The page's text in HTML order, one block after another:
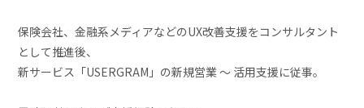
保険会社、金融系メディアなどのUX改善支援をコンサルタント
として推進後、
新サービス「USERGRAM」の新規営業 ～ 活用支援に従事。